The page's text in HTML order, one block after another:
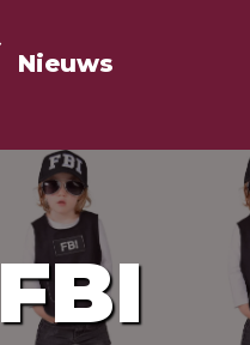
Nieuws
FBI